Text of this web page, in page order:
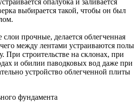
опалубка и заливается
выбирается такой, чтобы он был
слои прочные, делается облегченная
между лентами устраиваются полы
При строительстве на склонах, при
и обилии паводковых вод даже при
устройство облегченной плиты